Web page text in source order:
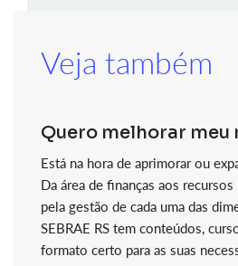
Veja também
Quero melhorar meu
Está na hora de aprimorar ou
Da área de finanças aos recursos
pela gestão de cada uma das
SEBRAE RS tem conteúdos,
formato certo para as suas